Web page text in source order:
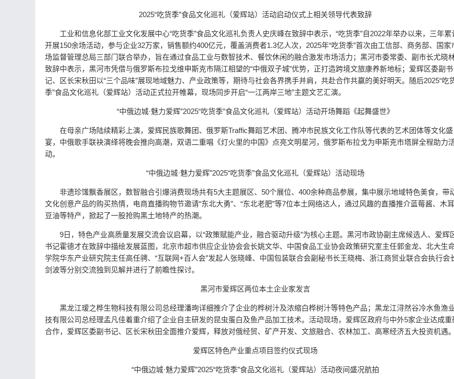
2025“吃货季”食品文化巡礼（爱辉站）活动启动仪式上相关领导代表致辞
工业和信息化部工业文化发展中心“吃货季”食品文化巡礼负责人史庆峰在致辞中表示，“吃货季”自2022年举办以来，三年累
开展150余场活动，参与企业32万家，销售额约400亿元，覆盖消费者1.3亿人次，2025年“吃货季”首次由工信部、商务部、国家
场监督管理总局三部门联合举办，旨在通过食品工业与数智技术、餐饮休闲的融合激发市场活力；黑河市委常委、副市长尤晓
致辞中表示，黑河市凭借与俄罗斯布拉戈维申斯克市隔江相望的“中俄双子城”优势，正打造跨境文旅康养新地标；爱辉区委副书
记、区长宋秋田以“三个品味”展现地域魅力、产业政策等，期待与社会各界携手并肩，共赴合作共赢的美好明天。随后2025“吃
季”食品文化巡礼（爱辉站）活动正式拉开帷幕，现场同步开启“一江两岸三地”主题文艺汇演。
“中俄边城·魅力爱辉”2025“吃货季”食品文化巡礼（爱辉站）活动开场舞蹈《起舞盛世》
在母亲广场陆续精彩上演，爱辉民族歌舞团、俄罗斯Traffic舞蹈艺术团、腾冲市民族文化工作队等代表的艺术团体等文化盛
宴，中俄歌手联袂演绎将晚会推向高潮，双语二重唱《灯火里的中国》点亮文明星河，俄罗斯布拉戈为申斯克市塔屏全程助力
动。
“中俄边城·魅力爱辉”2025“吃货季”食品文化巡礼（爱辉站）活动现场
非遗珍馐飘香展区，数智融合引爆消费现场共有5大主题展区、50个展位、400余种商品参展，集中展示地域特色美食，带
文化创意产品的购买热情，电商直播购物节邀请“东北大勇”、“东北老肥”等7位本土网络达人，通过风趣的直播推介蓝莓酱、木耳
豆油等特产，掀起了一股抢购黑土地特产的热潮。
9日，特色产业高质量发展交流会议启幕，以“政策赋能产业，融合驱动升级”为核心主题。黑河市政协副主席候选人、爱辉
书记霍德才在致辞中描绘发展蓝图，北京市超市供应企业协会会长姚文华、中国食品工业协会政策研究室主任郭金龙、北大生
学院华东产业研究院主任高任骋、“互联网+百人会”发起人张晓峰、中国包装联合会副秘书长王晓梅、浙江商贸业联合会执行会
剑波等分别交流独到见解并进行了前瞻性探讨。
黑河市爱辉区两位本土企业家发言
黑龙江瑷之桦生物科技有限公司总经理潘珣详细推介了企业的桦树汁及浓缩白桦树汁等特色产品；黑龙江浔然谷冷水鱼渔
技有限公司总经理孟凡佳着重介绍了企业自主研发的昆虫蛋白及鱼产品加工技术。活动现场，爱辉区政府与中外5家企业达成重
合作，爱辉区委副书记、区长宋秋田全面推介爱辉，释放对俄经贸、矿产开发、文旅融合、农林加工、高寒经济五大投资机遇。
爱辉区特色产业重点项目签约仪式现场
“中俄边城·魅力爱辉”2025“吃货季”食品文化巡礼（爱辉站）活动夜间盛况航拍